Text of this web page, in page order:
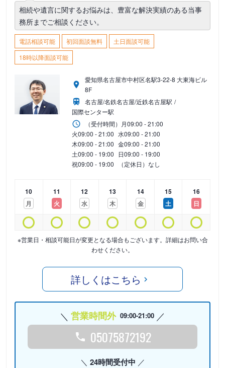
相続や遺言に関するお悩みは、豊富な解決実績のある当事
務所までご相談ください。
電話相談可能 初回面談無料
土日面談可能
18時以降面談可能
愛知県名古屋市中村区名駅3-22-8 大東海ビル
8F
名古屋/名鉄名古屋/近鉄名古屋駅
国際センター駅
（受付時間） 月09:00 - 21:00
火09:00 - 21:00 水09:00 - 21:00
木09:00 - 21:00 金09:00 - 21:00
土09:00 - 19:00 日09:00 - 19:00
祝09:00 - 19:00 （定休日）なし
10
月
11
火
12
水
13
木
14
金
15
土
16
日
※営業日・相談可能日が変更となる場合もございます。詳細はお問い合
わせください。
詳しくはこちら
営業時間外 09:00-21:00
05075872192
24時間受付中